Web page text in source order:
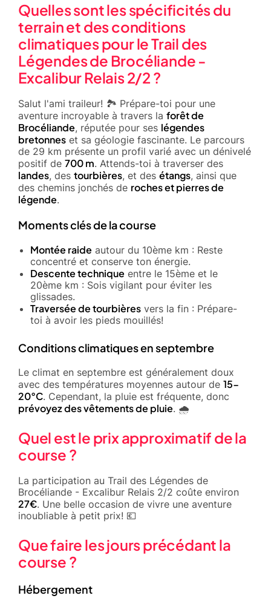
Quelles sont les spécificités du
terrain et des conditions
climatiques pour le Trail des
Légendes de Brocéliande -
Excalibur Relais 2/2 ?
Salut l'ami traileur! 🏞️ Prépare-toi pour une
aventure incroyable à travers la forêt de
Brocéliande, réputée pour ses légendes
bretonnes et sa géologie fascinante. Le parcours
de 29 km présente un profil varié avec un dénivelé
positif de 700 m. Attends-toi à traverser des
landes, des tourbières, et des étangs, ainsi que
des chemins jonchés de roches et pierres de
légende.
Moments clés de la course
Montée raide autour du 10ème km : Reste
concentré et conserve ton énergie.
Descente technique entre le 15ème et le
20ème km : Sois vigilant pour éviter les
glissades.
Traversée de tourbières vers la fin : Prépare-
toi à avoir les pieds mouillés!
Conditions climatiques en septembre
Le climat en septembre est généralement doux
avec des températures moyennes autour de 15-
20°C. Cependant, la pluie est fréquente, donc
prévoyez des vêtements de pluie. 🌧️
Quel est le prix approximatif de la
course ?
La participation au Trail des Légendes de
Brocéliande - Excalibur Relais 2/2 coûte environ
27€. Une belle occasion de vivre une aventure
inoubliable à petit prix! 💶
Que faire les jours précédant la
course ?
Hébergement